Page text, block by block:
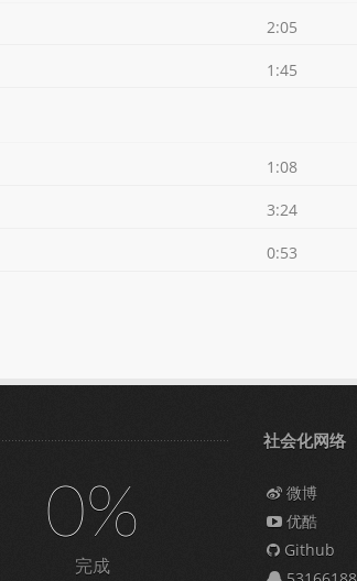
2:05
1:45
1:08
3:24
0:53
0%
完成
社会化网络
微博
优酷
Github